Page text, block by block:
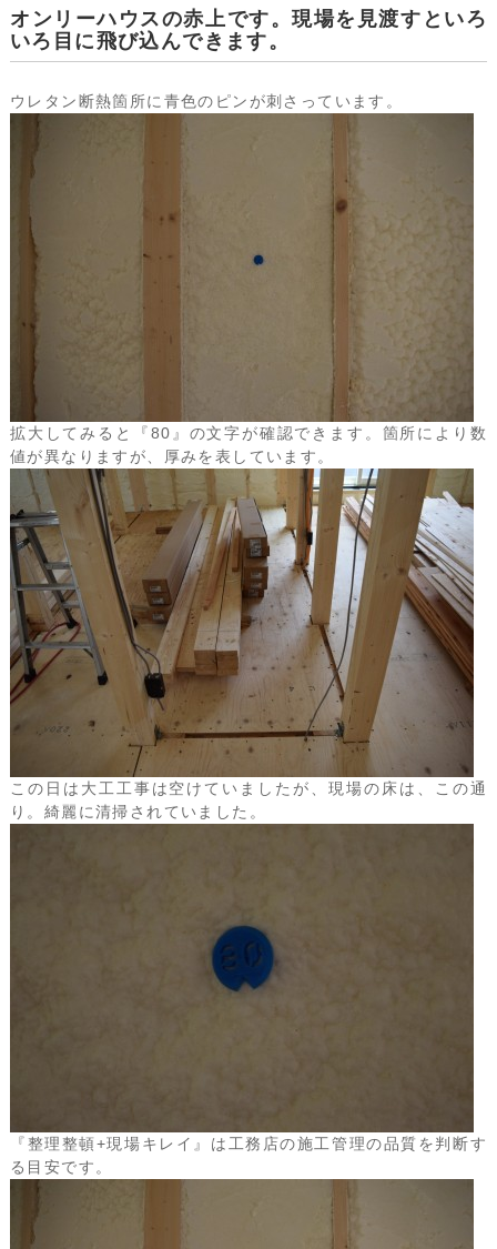
オンリーハウスの赤上です。現場を見渡すといろ
いろ目に飛び込んできます。
ウレタン断熱箇所に青色のピンが刺さっています。
拡大してみると『80』の文字が確認できます。箇所により数
値が異なりますが、厚みを表しています。
この日は大工工事は空けていましたが、現場の床は、この通
り。綺麗に清掃されていました。
『整理整頓+現場キレイ』は工務店の施工管理の品質を判断す
る目安です。